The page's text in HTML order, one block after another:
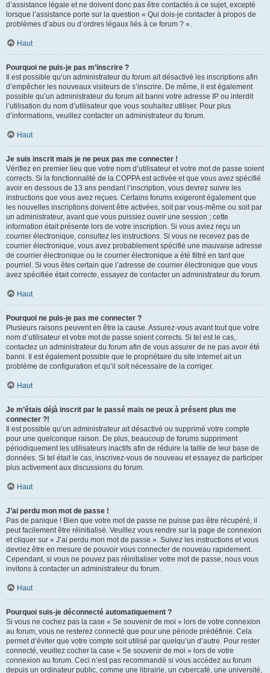
d’assistance légale et ne doivent donc pas être contactés à ce sujet, excepté
lorsque l’assistance porte sur la question « Qui dois-je contacter à propos de
problèmes d’abus ou d’ordres légaux liés à ce forum ? ».
Haut
Pourquoi ne puis-je pas m’inscrire ?
Il est possible qu’un administrateur du forum ait désactivé les inscriptions afin
d’empêcher les nouveaux visiteurs de s’inscrire. De même, il est également
possible qu’un administrateur du forum ait banni votre adresse IP ou interdit
l’utilisation du nom d’utilisateur que vous souhaitez utiliser. Pour plus
d’informations, veuillez contacter un administrateur du forum.
Haut
Je suis inscrit mais je ne peux pas me connecter !
Vérifiez en premier lieu que votre nom d’utilisateur et votre mot de passe soient
corrects. Si la fonctionnalité de la COPPA est activée et que vous avez spécifié
avoir en dessous de 13 ans pendant l’inscription, vous devrez suivre les
instructions que vous avez reçues. Certains forums exigeront également que
les nouvelles inscriptions doivent être activées, soit par vous-même ou soit par
un administrateur, avant que vous puissiez ouvrir une session ; cette
information était présente lors de votre inscription. Si vous aviez reçu un
courrier électronique, consultez les instructions. Si vous ne recevez pas de
courrier électronique, vous avez probablement spécifié une mauvaise adresse
de courrier électronique ou le courrier électronique a été filtré en tant que
pourriel. Si vous êtes certain que l’adresse de courrier électronique que vous
avez spécifiée était correcte, essayez de contacter un administrateur du forum.
Haut
Pourquoi ne puis-je pas me connecter ?
Plusieurs raisons peuvent en être la cause. Assurez-vous avant tout que votre
nom d’utilisateur et votre mot de passe soient corrects. Si tel est le cas,
contactez un administrateur du forum afin de vous assurer de ne pas avoir été
banni. Il est également possible que le propriétaire du site internet ait un
problème de configuration et qu’il soit nécessaire de la corriger.
Haut
Je m’étais déjà inscrit par le passé mais ne peux à présent plus me
connecter ?!
Il est possible qu’un administrateur ait désactivé ou supprimé votre compte
pour une quelconque raison. De plus, beaucoup de forums suppriment
périodiquement les utilisateurs inactifs afin de réduire la taille de leur base de
données. Si tel était le cas, inscrivez-vous de nouveau et essayez de participer
plus activement aux discussions du forum.
Haut
J’ai perdu mon mot de passe !
Pas de panique ! Bien que votre mot de passe ne puisse pas être récupéré, il
peut facilement être réinitialisé. Veuillez vous rendre sur la page de connexion
et cliquer sur « J’ai perdu mon mot de passe ». Suivez les instructions et vous
devriez être en mesure de pouvoir vous connecter de nouveau rapidement.
Cependant, si vous ne pouvez pas réinitialiser votre mot de passe, nous vous
invitons à contacter un administrateur du forum.
Haut
Pourquoi suis-je déconnecté automatiquement ?
Si vous ne cochez pas la case « Se souvenir de moi » lors de votre connexion
au forum, vous ne resterez connecté que pour une période prédéfinie. Cela
permet d’éviter que votre compte soit utilisé par quelqu’un d’autre. Pour rester
connecté, veuillez cocher la case « Se souvenir de moi » lors de votre
connexion au forum. Ceci n’est pas recommandé si vous accédez au forum
depuis un ordinateur public, comme une librairie, un cybercafé, une université,